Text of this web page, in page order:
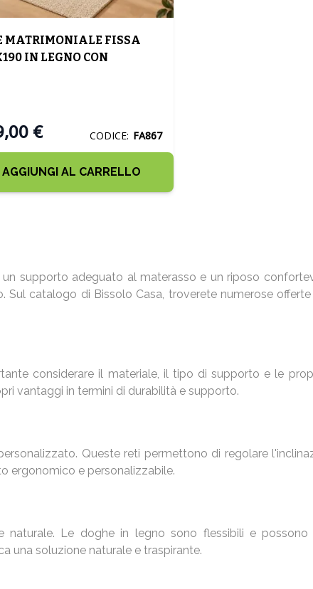
MATRIMONIALE FISSA
IN LEGNO CON
€ CODICE: FA867
AGGIUNGI AL CARRELLO
supporto adeguato al materasso e un riposo
Sul catalogo di Bissolo Casa, troverete numerose
considerare il materiale, il tipo di supporto e le
vantaggi in termini di durabilità e supporto.
Queste reti permettono di regolare
ergonomico e personalizzabile.
Le doghe in legno sono flessibili e
una soluzione naturale e traspirante.